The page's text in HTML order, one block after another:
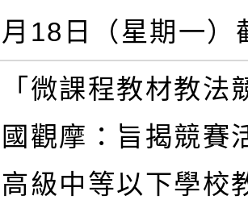
月18日（星期一）
「微課程教材教法
國觀摩：旨揭競賽
高級中等以下學校